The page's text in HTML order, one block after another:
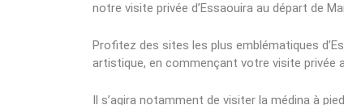
notre visite privée d’Essaouira au départ de
Profitez des sites les plus emblématiques
artistique, en commençant votre visite privée
Il s’agira notamment de visiter la médina à